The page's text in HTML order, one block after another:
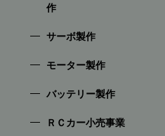
作
サーボ製作
モーター製作
バッテリー製作
ＲＣカー小売事業